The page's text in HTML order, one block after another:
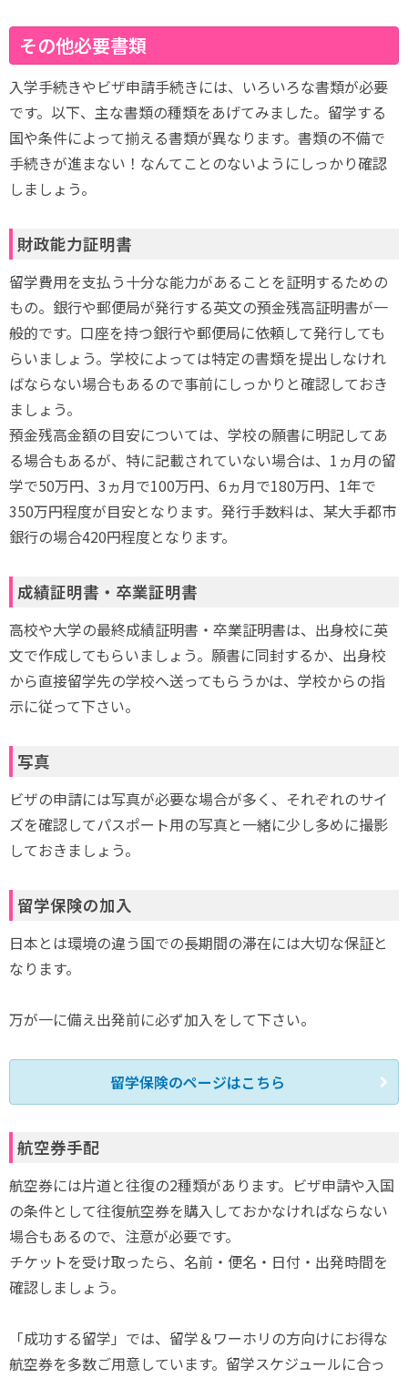
その他必要書類
入学手続きやビザ申請手続きには、いろいろな書類が必要
です。以下、主な書類の種類をあげてみました。留学する
国や条件によって揃える書類が異なります。書類の不備で
手続きが進まない！なんてことのないようにしっかり確認
しましょう。
財政能力証明書
留学費用を支払う十分な能力があることを証明するための
もの。銀行や郵便局が発行する英文の預金残高証明書が一
般的です。口座を持つ銀行や郵便局に依頼して発行しても
らいましょう。学校によっては特定の書類を提出しなけれ
ばならない場合もあるので事前にしっかりと確認しておき
ましょう。
預金残高金額の目安については、学校の願書に明記してあ
る場合もあるが、特に記載されていない場合は、1ヵ月の留
学で50万円、3ヵ月で100万円、6ヵ月で180万円、1年で
350万円程度が目安となります。発行手数料は、某大手都市
銀行の場合420円程度となります。
成績証明書・卒業証明書
高校や大学の最終成績証明書・卒業証明書は、出身校に英
文で作成してもらいましょう。願書に同封するか、出身校
から直接留学先の学校へ送ってもらうかは、学校からの指
示に従って下さい。
写真
ビザの申請には写真が必要な場合が多く、それぞれのサイ
ズを確認してパスポート用の写真と一緒に少し多めに撮影
しておきましょう。
留学保険の加入
日本とは環境の違う国での長期間の滞在には大切な保証と
なります。
万が一に備え出発前に必ず加入をして下さい。
留学保険のページはこちら
航空券手配
航空券には片道と往復の2種類があります。ビザ申請や入国
の条件として往復航空券を購入しておかなければならない
場合もあるので、注意が必要です。
チケットを受け取ったら、名前・便名・日付・出発時間を
確認しましょう。
「成功する留学」では、留学＆ワーホリの方向けにお得な
航空券を多数ご用意しています。留学スケジュールに合っ